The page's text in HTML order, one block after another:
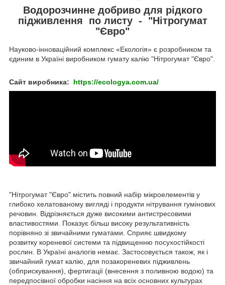
Водорозчинне добриво для рідкого
підживлення по листу - "Нітрогумат
"Євро"
Науково-інноваційний комплекс «Екологія» є розробником та
єдиним в Україні виробником гумату калію "Нітрогумат "Євро".
Сайт виробника: https://ecologya.com.ua/
"Нітрогумат "Євро" містить повний набір мікроелементів у
глибоко хелатованому вигляді і продукти нітрування гумінових
речовин. Відрізняється дуже високими антистресовими
властивостями. Показує більш високу результативність
порівняно зі звичайними гуматами. Сприяє швидкому
розвитку кореневої системи та підвищенню посухостійкості
рослин. В Україні аналогів немає. Застосовується також, як і
звичайний гумат калію, для позакореневих підживлень
(обприскування), фертигації (внесення з поливною водою) та
передпосівної обробки насіння на всіх основних культурах